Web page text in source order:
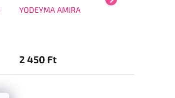
YODEYMA AMIRA
2 450 Ft